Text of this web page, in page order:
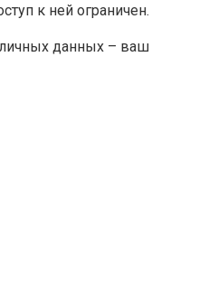
к ней ограничен.
личных данных – ваш